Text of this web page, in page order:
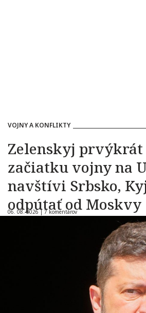
VOJNY A KONFLIKTY
Zelenskyj prvýkrát
začiatku vojny na
navštívi Srbsko,
odpútať od Moskvy
06. 08. 2026 | 7 komentárov